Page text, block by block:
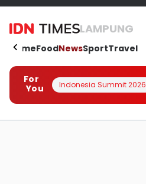
LAMPUNG
HomeFoodNewsSportTravel
For
You
Indonesia Summit 2026